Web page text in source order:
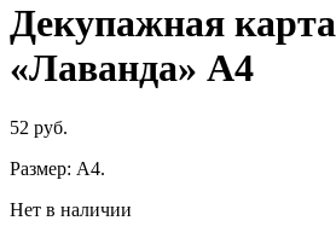
Декупажная карта
«Лаванда» А4
52 руб.
Размер: А4.
Нет в наличии